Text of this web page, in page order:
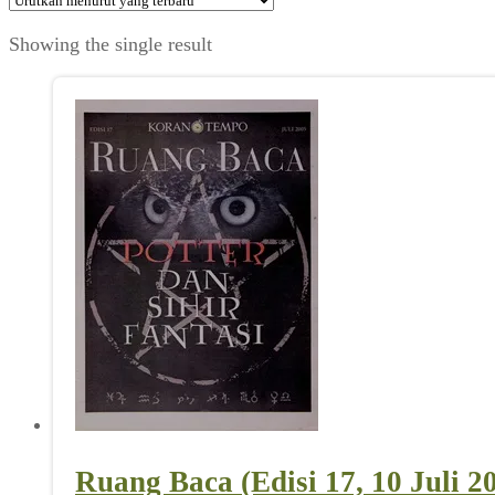
Showing the single result
Ruang Baca (Edisi 17, 10 Juli